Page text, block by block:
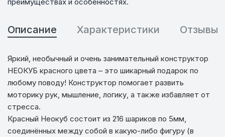
Описание Характеристики Отзывы
Яркий, необычный и очень занимательный конструктор
НЕОКУБ красного цвета – это шикарный подарок по
любому поводу! Конструктор помогает развить
моторику рук, мышление, логику, а также избавляет от
стресса.
Красный Неокуб состоит из 216 шариков по 5мм,
соединённых между собой в какую-либо фигуру (в